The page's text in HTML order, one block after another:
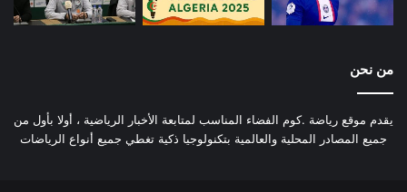
من نحن
يقدم موقع رياضة .كوم الفضاء المناسب لمتابعة الأخبار الرياضية ، أولا بأول من
جميع المصادر المحلية والعالمية بتكنولوجيا ذكية تغطي جميع أنواع الرياضات